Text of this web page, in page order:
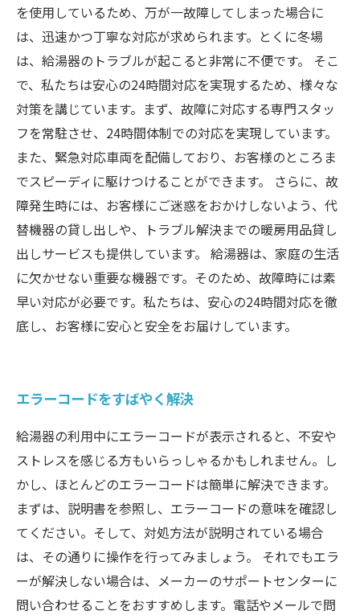
を使用しているため、万が一故障してしまった場合に
は、迅速かつ丁寧な対応が求められます。とくに冬場
は、給湯器のトラブルが起こると非常に不便です。 そこ
で、私たちは安心の24時間対応を実現するため、様々な
対策を講じています。まず、故障に対応する専門スタッ
フを常駐させ、24時間体制での対応を実現しています。
また、緊急対応車両を配備しており、お客様のところま
でスピーディに駆けつけることができます。 さらに、故
障発生時には、お客様にご迷惑をおかけしないよう、代
替機器の貸し出しや、トラブル解決までの暖房用品貸し
出しサービスも提供しています。 給湯器は、家庭の生活
に欠かせない重要な機器です。そのため、故障時には素
早い対応が必要です。私たちは、安心の24時間対応を徹
底し、お客様に安心と安全をお届けしています。
エラーコードをすばやく解決
給湯器の利用中にエラーコードが表示されると、不安や
ストレスを感じる方もいらっしゃるかもしれません。し
かし、ほとんどのエラーコードは簡単に解決できます。
まずは、説明書を参照し、エラーコードの意味を確認し
てください。そして、対処方法が説明されている場合
は、その通りに操作を行ってみましょう。 それでもエラ
ーが解決しない場合は、メーカーのサポートセンターに
問い合わせることをおすすめします。電話やメールで問